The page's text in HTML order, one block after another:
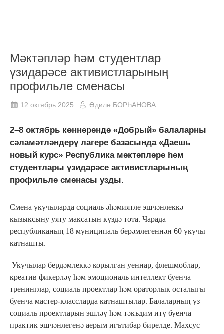
Мәктәпләр һәм студентлар
үзидарәсе активистларының
профильле сменасы
12 октябрь 2025 Әдилә БОРҺАНОВА
2–8 октябрь көннәрендә «Добрый» балаларны
сәламәтләндерү лагере базасында «Даешь
новый курс» Республика мәктәпләре һәм
студентлары үзидарәсе активистларының
профильле сменасы узды.
Смена укучыларда социаль әһәмиятле эшчәнлеккә
кызыксыну уяту максатын күздә тота. Чарада
республиканың 18 муниципаль берәмлегеннән 60 укучы
катнашты.
Укучылар бердәмлеккә корылган уеннар, флешмоблар,
креатив фикерләү һәм эмоциональ интеллект буенча
тренинглар, социаль проектлар һәм ораторлык осталыгы
буенча мастер-классларда катнаштылар. Балаларның үз
социаль проектларын эшләү һәм тәкъдим итү буенча
практик эшчәнлегенә аерым игътибар бирелде. Махсус